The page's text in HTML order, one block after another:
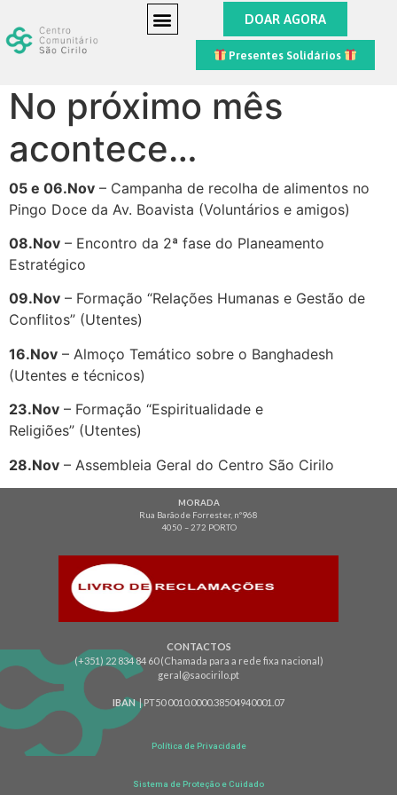
DOAR AGORA
Presentes Solidários
No próximo mês
acontece…
05 e 06.Nov – Campanha de recolha de alimentos no
Pingo Doce da Av. Boavista (Voluntários e amigos)
08.Nov – Encontro da 2ª fase do Planeamento
Estratégico
09.Nov – Formação “Relações Humanas e Gestão de
Conflitos” (Utentes)
16.Nov – Almoço Temático sobre o Banghadesh
(Utentes e técnicos)
23.Nov – Formação “Espiritualidade e
Religiões” (Utentes)
28.Nov – Assembleia Geral do Centro São Cirilo
MORADA
Rua Barão de Forrester, nº968
4050 – 272 PORTO
CONTACTOS
(+351) 22 834 84 60 (Chamada para a rede fixa nacional)
geral@saocirilo.pt
IBAN| PT50 0010.0000.38504940001.07
Política de Privacidade
Sistema de Proteção e Cuidado